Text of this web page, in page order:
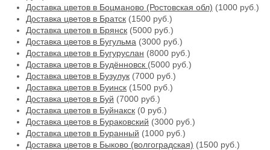
Доставка цветов в Боцманово (Ростовская обл) (1000 руб.)
Доставка цветов в Братск (1500 руб.)
Доставка цветов в Брянск (5000 руб.)
Доставка цветов в Бугульма (3000 руб.)
Доставка цветов в Бугуруслан (8000 руб.)
Доставка цветов в Будённовск (5000 руб.)
Доставка цветов в Бузулук (7000 руб.)
Доставка цветов в Буинск (1500 руб.)
Доставка цветов в Буй (7000 руб.)
Доставка цветов в Буйнакск (0 руб.)
Доставка цветов в Бураковский (3000 руб.)
Доставка цветов в Буранный (1000 руб.)
Доставка цветов в Быково (волгоградская) (1500 руб.)